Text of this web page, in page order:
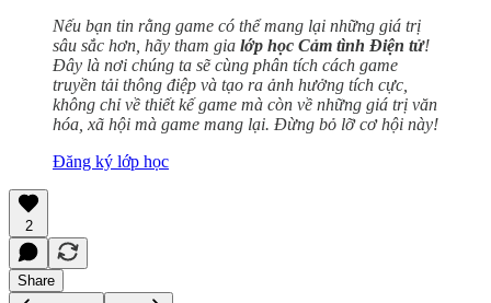
Nếu bạn tin rằng game có thể mang lại những giá trị
sâu sắc hơn, hãy tham gia lớp học Cảm tình Điện tử!
Đây là nơi chúng ta sẽ cùng phân tích cách game
truyền tải thông điệp và tạo ra ảnh hưởng tích cực,
không chỉ về thiết kế game mà còn về những giá trị văn
hóa, xã hội mà game mang lại. Đừng bỏ lỡ cơ hội này!
Đăng ký lớp học
2
Share